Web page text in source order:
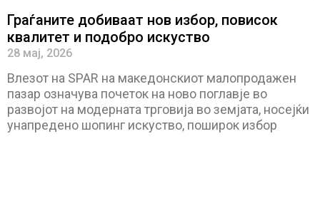
Граѓаните добиваат нов избор, повисок
квалитет и подобро искуство
28 мај, 2026
Влезот на SPAR на македонскиот малопродажен
пазар означува почеток на ново поглавје во
развојот на модерната трговија во земјата, носејќи
унапредено шопинг искуство, поширок избор